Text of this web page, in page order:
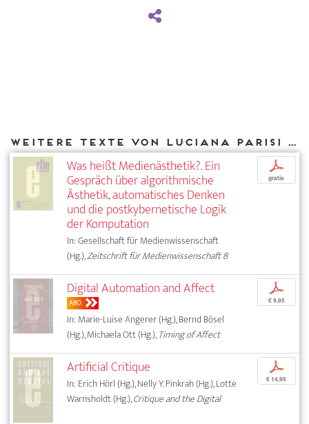
Weitere Texte von Luciana Parisi bei DIAPHANES
Was heißt Medienästhetik?. Ein
Gespräch über algorithmische
Ästhetik, automatisches Denken
und die postkybernetische Logik
der Komputation
In: Gesellschaft für Medienwissenschaft
(Hg.),Zeitschrift für Medienwissenschaft 8
p
gratis
Digital Automation and Affect
ABO
In: Marie-Luise Angerer (Hg.), Bernd Bösel
(Hg.), Michaela Ott (Hg.),Timing of Affect
p
€ 9,95
Artificial Critique
In: Erich Hörl (Hg.), Nelly Y. Pinkrah (Hg.), Lotte
Warnsholdt (Hg.),Critique and the Digital
p
€ 14,95